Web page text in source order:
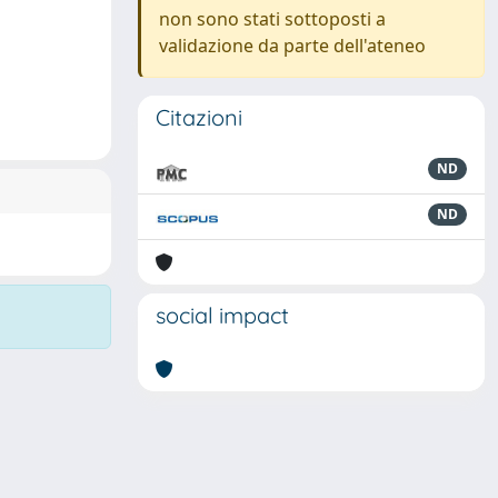
non sono stati sottoposti a
validazione da parte dell'ateneo
Citazioni
ND
ND
social impact